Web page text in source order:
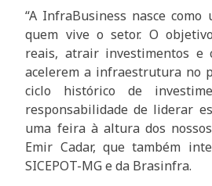
“A InfraBusiness nasce
quem vive o setor. O
reais, atrair investimentos e
acelerem a infraestrutura no
ciclo histórico de
responsabilidade de liderar
uma feira à altura dos
Emir Cadar, que também
SICEPOT-MG e da Brasinfra.